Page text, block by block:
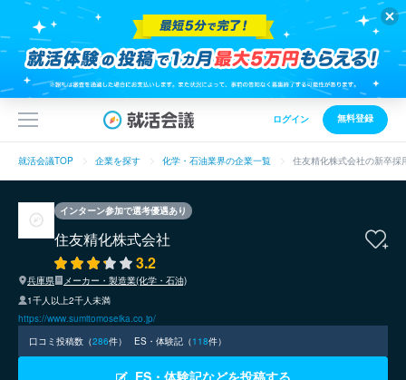
ログイン 無料登録
就活会議TOP 企業を探す 化学・石油業界の企業一覧 住友精化株式会社の新卒採
インターン参加で選考優遇あり
住友精化株式会社
3.2
兵庫県
メーカー・製造業(化学・石油)
1千人以上2千人未満
https://www.sumitomoseika.co.jp/
口コミ投稿数（286件） ES・体験記（118件）